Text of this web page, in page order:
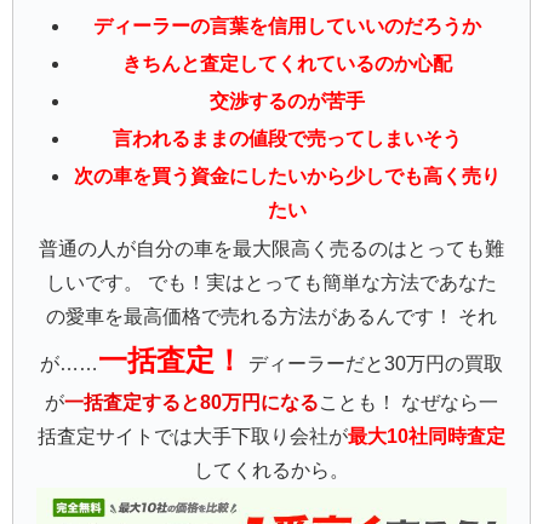
ディーラーの言葉を信用していいのだろうか
きちんと査定してくれているのか心配
交渉するのが苦手
言われるままの値段で売ってしまいそう
次の車を買う資金にしたいから少しでも高く売り
たい
普通の人が自分の車を最大限高く売るのはとっても難
しいです。 でも！実はとっても簡単な方法であなた
の愛車を最高価格で売れる方法があるんです！ それ
が……一括査定！
ディーラーだと30万円の買取
が一括査定すると80万円になることも！ なぜなら一
括査定サイトでは大手下取り会社が最大10社同時査定
してくれるから。